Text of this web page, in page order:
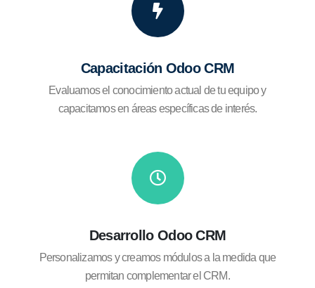
Capacitación Odoo CRM
Evaluamos el conocimiento actual de tu equipo y
capacitamos en áreas específicas de interés.
Desarrollo Odoo CRM
Personalizamos y creamos módulos a la medida que
permitan complementar el CRM.